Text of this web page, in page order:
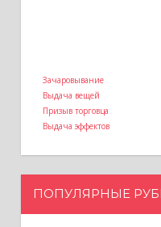
Зачаровывание
Выдача вещей
Призыв торговца
Выдача эффектов
ПОПУЛЯРНЫЕ